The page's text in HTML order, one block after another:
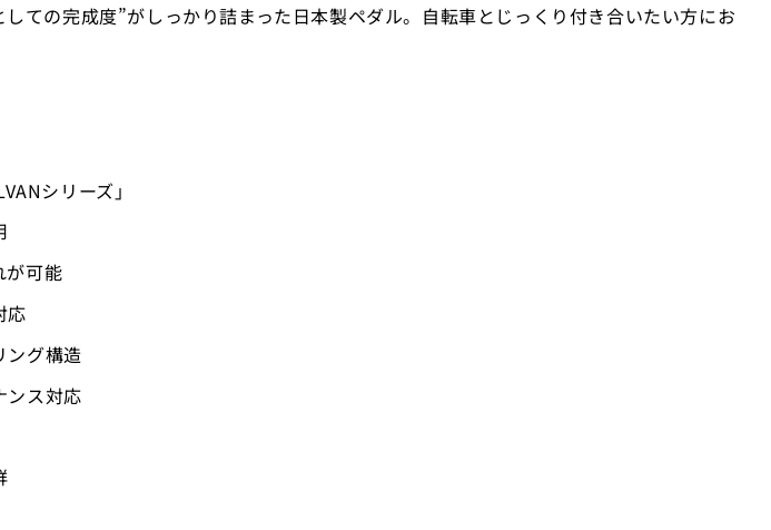
ての完成度”がしっかり詰まった日本製ペダル。自転車とじっくり付き合いたい方にお
シリーズ」
が可能
応
ング構造
ンス対応